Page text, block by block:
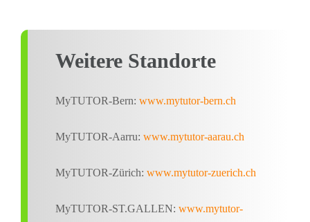
Weitere Standorte
MyTUTOR-Bern: www.mytutor-bern.ch
MyTUTOR-Aarru: www.mytutor-aarau.ch
MyTUTOR-Zürich: www.mytutor-zuerich.ch
MyTUTOR-ST.GALLEN: www.mytutor-